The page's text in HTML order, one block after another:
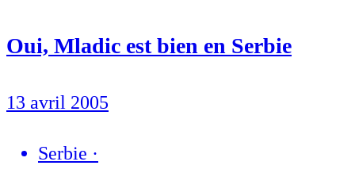
Oui, Mladic est bien en Serbie
13 avril 2005
Serbie ·